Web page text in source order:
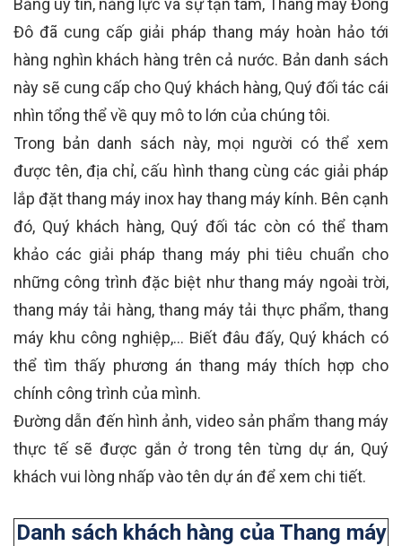
Bằng uy tín, năng lực và sự tận tâm, Thang máy Đông
Đô đã cung cấp giải pháp thang máy hoàn hảo tới
hàng nghìn khách hàng trên cả nước. Bản danh sách
này sẽ cung cấp cho Quý khách hàng, Quý đối tác cái
nhìn tổng thể về quy mô to lớn của chúng tôi.
Trong bản danh sách này, mọi người có thể xem
được tên, địa chỉ, cấu hình thang cùng các giải pháp
lắp đặt thang máy inox hay thang máy kính. Bên cạnh
đó, Quý khách hàng, Quý đối tác còn có thể tham
khảo các giải pháp thang máy phi tiêu chuẩn cho
những công trình đặc biệt như thang máy ngoài trời,
thang máy tải hàng, thang máy tải thực phẩm, thang
máy khu công nghiệp,... Biết đâu đấy, Quý khách có
thể tìm thấy phương án thang máy thích hợp cho
chính công trình của mình.
Đường dẫn đến hình ảnh, video sản phẩm thang máy
thực tế sẽ được gắn ở trong tên từng dự án, Quý
khách vui lòng nhấp vào tên dự án để xem chi tiết.
Danh sách khách hàng của Thang máy